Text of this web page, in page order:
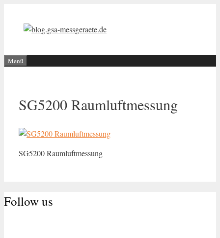
springen
Menü
SG5200 Raumluftmessung
SG5200 Raumluftmessung
Follow us